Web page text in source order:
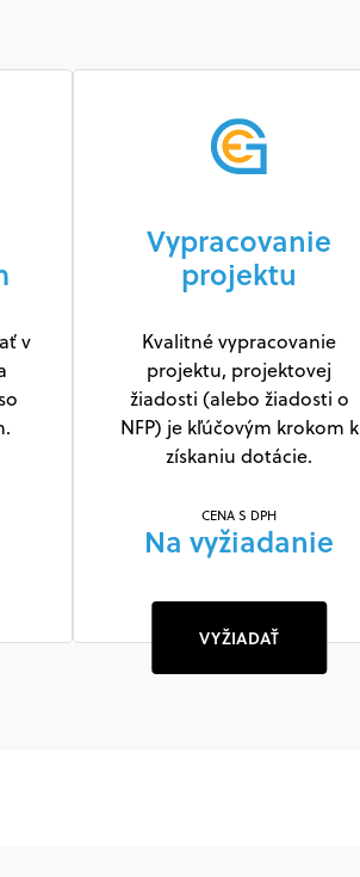
v
Vypracovanie
projektu
Kvalitné vypracovanie
projektu, projektovej
žiadosti (alebo žiadosti o
NFP) je kľúčovým krokom k
získaniu dotácie.
CENA S DPH
Na vyžiadanie
VYŽIADAŤ